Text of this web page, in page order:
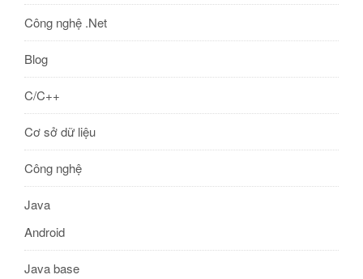
Công nghệ .Net
Blog
C/C++
Cơ sở dữ liệu
Công nghệ
Java
Android
Java base